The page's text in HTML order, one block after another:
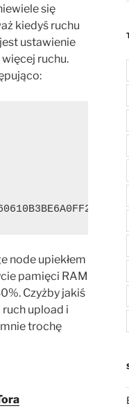
się
kiedyś ruchu
ustawienie
ruchu.
node upiekłem
pamięci RAM
Czyżby jakiś
upload i
trochę